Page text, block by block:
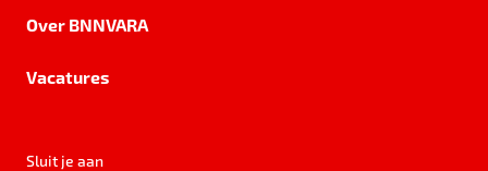
Over BNNVARA
Vacatures
Sluit je aan